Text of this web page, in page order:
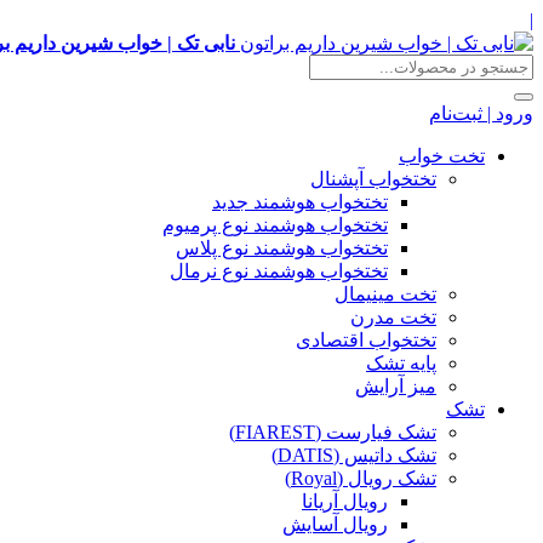
|
نابی تک | خواب شیرین داریم
ورود | ثبت‌نام
تخت خواب
تختخواب آپشنال
تختخواب هوشمند جدید
تختخواب هوشمند نوع پرمیوم
تختخواب هوشمند نوع پلاس
تختخواب هوشمند نوع نرمال
تخت مینیمال
تخت مدرن
تختخواب اقتصادی
پایه تشک
میز آرایش
تشک
تشک فیارست (FIAREST)
تشک داتیس (DATIS)
تشک رویال (Royal)
رویال آریانا
رویال آسایش